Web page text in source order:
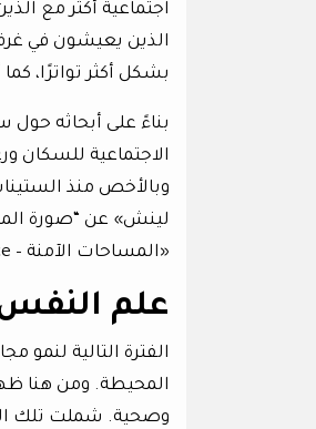
اجتماعية أكثر مع
الذين يعيشون في
بشكل أكثر تواترًا،
بناءً على أبحاثه حول
الاجتماعية للسكان
وبالأخص منذ
لينش» عن “صورة
«المساحات الآمنة – Defensible Space» لخلق أماكن أكثر أمنًا وسلامة.
علم النفس
الفترة التالية لنمو
المحيطة. ومن هنا
وصحية. شملت تلك